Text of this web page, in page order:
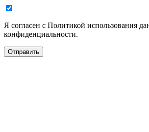
Я согласен с Политикой использования
конфиденциальности.